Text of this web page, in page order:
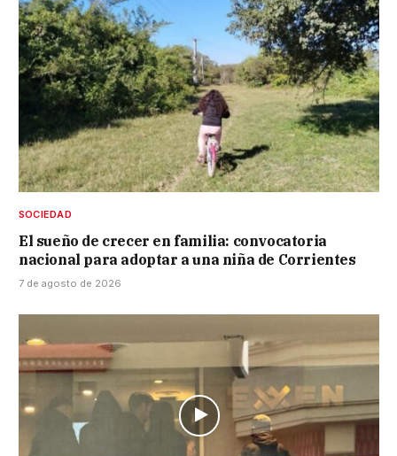
SOCIEDAD
El sueño de crecer en familia: convocatoria
nacional para adoptar a una niña de Corrientes
7 de agosto de 2026